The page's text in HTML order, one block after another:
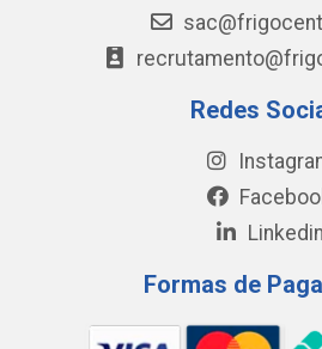
Redes
Linkedin
Formas de